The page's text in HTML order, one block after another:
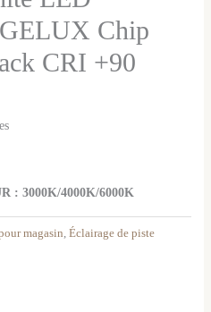
Chip
CRI +90
: 3000K/4000K/6000K
magasin, Éclairage de piste